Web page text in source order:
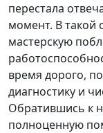
перестала
момент. В такой
мастерскую
время дорого,
диагностику и
Обратившись к
полноценную